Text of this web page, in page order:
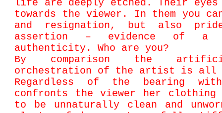
life are deeply etched. Their
towards the viewer. In them you
and resignation, but also
assertion – evidence of
authenticity. Who are you?
By comparison the
orchestration of the artist is all
Regardless of the bearing
confronts the viewer her clothing
to be unnaturally clean and